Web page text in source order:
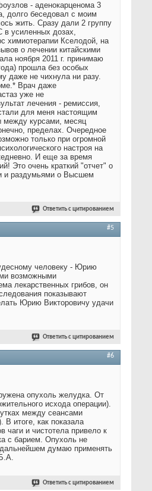
- аденокарценома 3
долго беседовал с моим
жить. Сразу дали 2 группу
в усиленных дозах,
химиотерапии Кселодой, на
о лечении китайскими
ноября 2011 г. принимаю
прошла без особых
даже не чихнула ни разу.
Врач даже
уже не
лечения - ремиссия,
для меня настоящим
между курсами, месяц
пределах. Очередное
только при огромной
настроя на
И еще за время
Это очень краткий "отчет" о
и раздумьями о Высшем
Ответить с цитированием
#5
человеку - Юрию
возможными
лекарственных грибов, он
показывают
Юрию Викторовичу удачи
Ответить с цитированием
#6
опухоль желудка. От
исхода операции).
между сеансами
В итоге, как показала
чаги и чистотела привело к
с барием. Опухоль не
дальнейшем думаю применять
Ответить с цитированием